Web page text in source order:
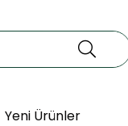
Yeni Ürünler